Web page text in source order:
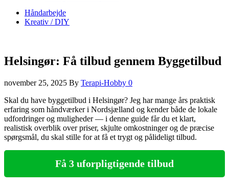
Håndarbejde
Kreativ / DIY
Helsingør: Få tilbud gennem Byggetilbud
november 25, 2025 By Terapi-Hobby 0
Skal du have byggetilbud i Helsingør? Jeg har mange års praktisk
erfaring som håndværker i Nordsjælland og kender både de lokale
udfordringer og muligheder — i denne guide får du et klart,
realistisk overblik over priser, skjulte omkostninger og de præcise
spørgsmål, du skal stille for at få et trygt og pålideligt tilbud.
Få 3 uforpligtigende tilbud